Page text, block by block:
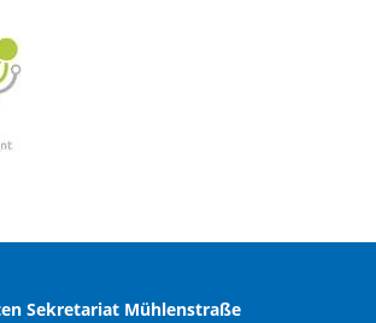
Sekretariat Mühlenstraße